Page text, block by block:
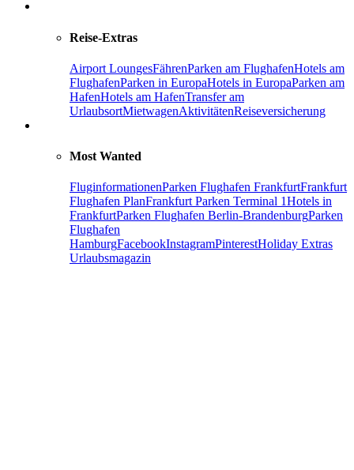
Reise-Extras
Airport LoungesFährenParken am FlughafenHotels am
FlughafenParken in EuropaHotels in EuropaParken am
HafenHotels am HafenTransfer am
UrlaubsortMietwagenAktivitätenReiseversicherung
Most Wanted
FluginformationenParken Flughafen FrankfurtFrankfurt
Flughafen PlanFrankfurt Parken Terminal 1Hotels in
FrankfurtParken Flughafen Berlin-BrandenburgParken
Flughafen
HamburgFacebookInstagramPinterestHoliday Extras
Urlaubsmagazin